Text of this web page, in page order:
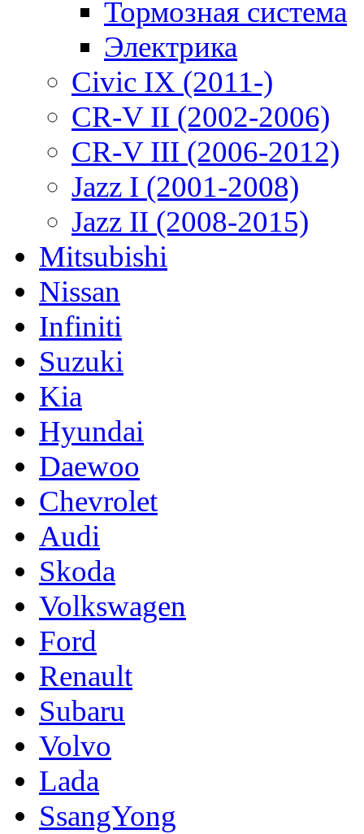
Тормозная система
Электрика
Civic IX (2011-)
CR-V II (2002-2006)
CR-V III (2006-2012)
Jazz I (2001-2008)
Jazz II (2008-2015)
Mitsubishi
Nissan
Infiniti
Suzuki
Kia
Hyundai
Daewoo
Chevrolet
Audi
Skoda
Volkswagen
Ford
Renault
Subaru
Volvo
Lada
SsangYong